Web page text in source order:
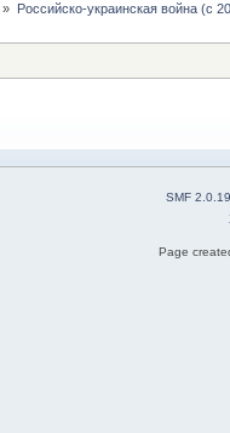
» Российско-украинская война (с
SMF 2.0.19
Page